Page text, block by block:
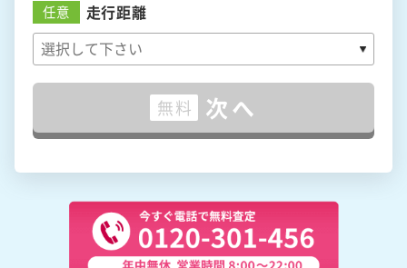
任意 走行距離
無料 次へ